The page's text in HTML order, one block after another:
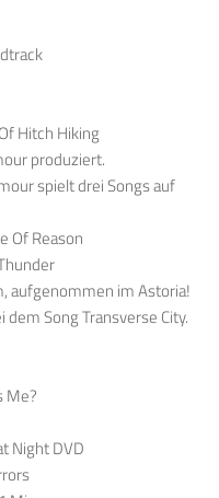
Hitch Hiking
produziert.
spielt drei Songs auf
Of Reason
aufgenommen im Astoria!
Song Transverse City.
Me?
Night DVD